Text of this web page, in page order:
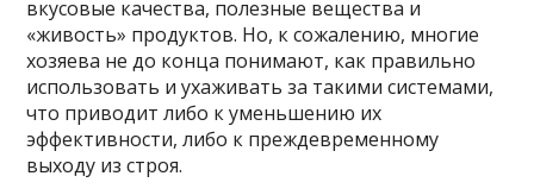
вкусовые качества, полезные вещества и
«живость» продуктов. Но, к сожалению, многие
хозяева не до конца понимают, как правильно
использовать и ухаживать за такими системами,
что приводит либо к уменьшению их
эффективности, либо к преждевременному
выходу из строя.